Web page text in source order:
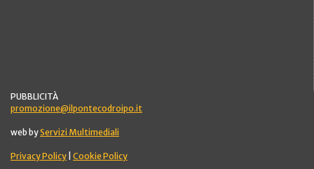
PUBBLICITÀ
promozione@ilpontecodroipo.it
web byServizi Multimediali
Privacy Policy Cookie Policy